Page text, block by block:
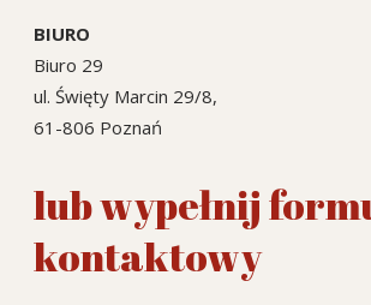
BIURO
Biuro 29
ul. Święty Marcin 29/8,
61-806 Poznań
lub wypełnij
kontaktowy